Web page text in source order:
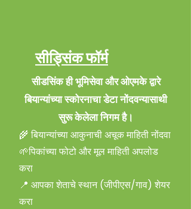
सीड्सिंक फॉर्म
सीडसिंक ही भूमिसेवा और ओएमके द्वारे
बियान्यांच्या स्कोरनाचा डेटा नोंदवन्यासाथी
सुरू केलेला निगम है।
🌾 बियान्यांच्या आकुनाची अचूक माहिती नोंदवा
🌱पिकांच्या फोटो और मूल माहिती अपलोड
करा
📍 आपका शेताचे स्थान (जीपीएस/गाव) शेयर
करा